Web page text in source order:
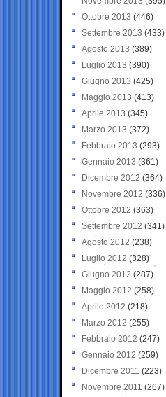
Ottobre 2013 (446)
Settembre 2013 (433)
Agosto 2013 (389)
Luglio 2013 (390)
Giugno 2013 (425)
Maggio 2013 (413)
Aprile 2013 (345)
Marzo 2013 (372)
Febbraio 2013 (293)
Gennaio 2013 (361)
Dicembre 2012 (364)
Novembre 2012 (336)
Ottobre 2012 (363)
Settembre 2012 (341)
Agosto 2012 (238)
Luglio 2012 (328)
Giugno 2012 (287)
Maggio 2012 (258)
Aprile 2012 (218)
Marzo 2012 (255)
Febbraio 2012 (247)
Gennaio 2012 (259)
Dicembre 2011 (223)
Novembre 2011 (267)